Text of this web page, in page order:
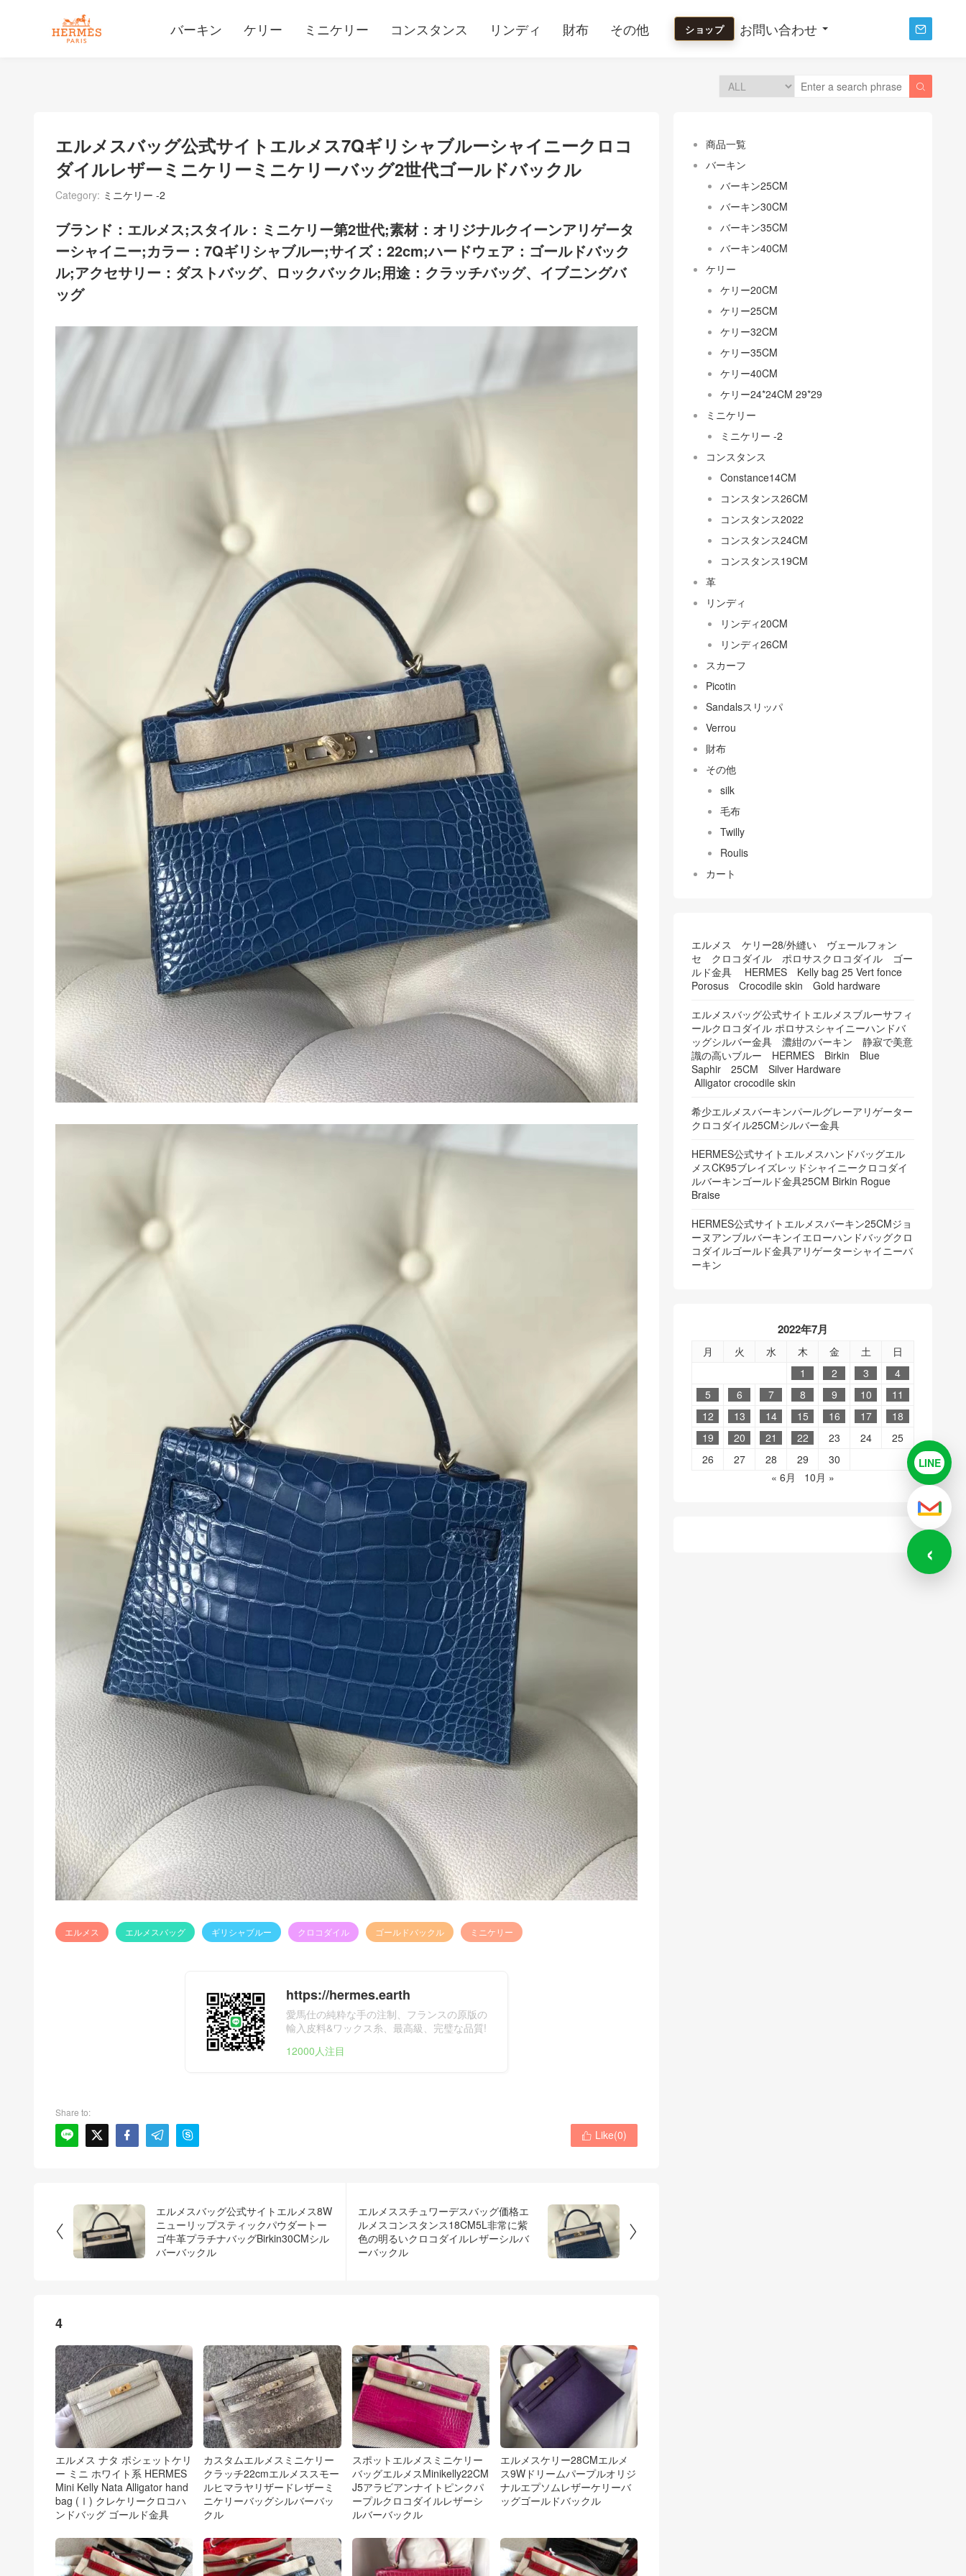
バーキン ケリー ミニケリー コンスタンス リンディ 財布 その他 ショップ お問い合わせ 

エルメスバッグ公式サイトエルメス7Qギリシャブルーシャイニークロコ
ダイルレザーミニケリーミニケリーバッグ2世代ゴールドバックル
Category: ミニケリー -2
ブランド：エルメス;スタイル：ミニケリー第2世代;素材：オリジナルクイーンアリゲータ
ーシャイニー;カラー：7Qギリシャブルー;サイズ：22cm;ハードウェア：ゴールドバック
ル;アクセサリー：ダストバッグ、ロックバックル;用途：クラッチバッグ、イブニングバ
ッグ
エルメス エルメスバッグ ギリシャブルー クロコダイル ゴールドバックル ミニケリー
https://hermes.earth
愛馬仕の純粋な手の注制、フランスの原版の
輸入皮料&ワックス糸、最高級、完璧な品質!
フ。
12000人注目
Share to:
      Like(0)

エルメスバッグ公式サイトエルメス8W
ニューリップスティックパウダートー
ゴ牛革プラチナバッグBirkin30CMシル
バーバックル

エルメススチュワーデスバッグ価格エ
ルメスコンスタンス18CM5L非常に紫
色の明るいクロコダイルレザーシルバ
ーバックル
4
エルメス ナタ ポシェットケリ
ー ミニ ホワイト系 HERMES
Mini Kelly Nata Alligator hand
bag (Ⅰ) クレケリークロコハ
ンドバッグ ゴールド金具
カスタムエルメスミニケリー
クラッチ22cmエルメススモー
ルヒマラヤリザードレザーミ
ニケリーバッグシルバーバッ
クル
スポットエルメスミニケリー
バッグエルメスMinikelly22CM
J5アラビアンナイトピンクパ
ープルクロコダイルレザーシ
ルバーバックル
エルメスケリー28CMエルメ
ス9Wドリームパープルオリジ
ナルエプソムレザーケリーバ
ッグゴールドバックル
商品一覧
バーキン
バーキン25CM
バーキン30CM
バーキン35CM
バーキン40CM
ケリー
ケリー20CM
ケリー25CM
ケリー32CM
ケリー35CM
ケリー40CM
ケリー24*24CM 29*29
ミニケリー
ミニケリー -2
コンスタンス
Constance14CM
コンスタンス26CM
コンスタンス2022
コンスタンス24CM
コンスタンス19CM
革
リンディ
リンディ20CM
リンディ26CM
スカーフ
Picotin
Sandalsスリッパ
Verrou
財布
その他
silk
毛布
Twilly
Roulis
カート
エルメス ケリー28/外縫い ヴェールフォン
セ クロコダイル ポロサスクロコダイル ゴー
ルド金具 HERMES Kelly bag 25 Vert fonce
Porosus Crocodile skin Gold hardware
エルメスバッグ公式サイトエルメスブルーサフィ
ールクロコダイル ポロサスシャイニーハンドバ
ッグシルバー金具 濃紺のバーキン 静寂で美意
識の高いブルー HERMES Birkin Blue
Saphir 25CM Silver Hardware
Alligator crocodile skin
希少エルメスバーキンパールグレーアリゲーター
クロコダイル25CMシルバー金具
HERMES公式サイトエルメスハンドバッグエル
メスCK95ブレイズレッドシャイニークロコダイ
ルバーキンゴールド金具25CM Birkin Rogue
Braise
HERMES公式サイトエルメスバーキン25CMジョ
ーヌアンブルバーキンイエローハンドバッグクロ
コダイルゴールド金具アリゲーターシャイニーバ
ーキン
2022年7月
月 火 水 木 金 土
日
1
2 3
4
5
6 7 8 9 10
11
12
13 14 15 16 17
18
19
20 21 22 23 24
25
26
27 28 29
30
« 6月
10月 »
LINELINEで
メール
‹